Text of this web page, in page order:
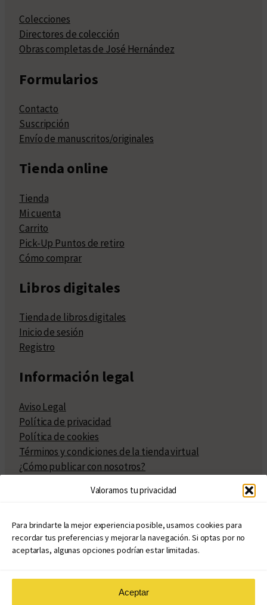
Valoramos tu privacidad
Para brindarte la mejor experiencia posible, usamos cookies para
recordar tus preferencias y mejorar la navegación. Si optas por no
aceptarlas, algunas opciones podrían estar limitadas.
Aceptar
Colecciones
Directores de colección
Obras completas de José Hernández
Formularios
Contacto
Suscripción
Envío de manuscritos/originales
Tienda online
Tienda
Mi cuenta
Carrito
Pick-Up Puntos de retiro
Cómo comprar
Libros digitales
Tienda de libros digitales
Inicio de sesión
Registro
Información legal
Aviso Legal
Política de privacidad
Política de cookies
Términos y condiciones de la tienda virtual
¿Cómo publicar con nosotros?
Políticas de publicación
Políticas de coedición
Atribuciones